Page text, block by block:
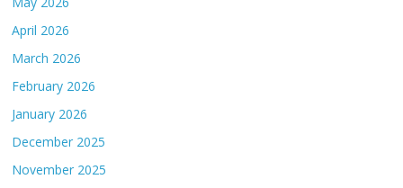
April 2026
March 2026
February 2026
January 2026
December 2025
November 2025